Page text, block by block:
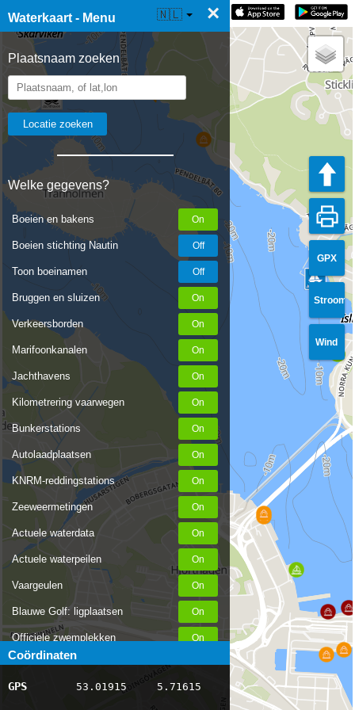
Waterkaart - Menu ×
Plaatsnaam zoeken
Welke gegevens?
Boeien en bakens
Boeien stichting Nautin
Toon boeinamen
Bruggen en sluizen
Verkeersborden
Marifoonkanalen
Jachthavens
Kilometrering vaarwegen
Bunkerstations
Autolaadplaatsen
KNRM-reddingstations
Zeeweermetingen
Actuele waterdata
Actuele waterpeilen
Vaargeulen
Blauwe Golf: ligplaatsen
Officiele zwemplekken
Stremmingen/hinder
AIS scheepsposities
Coördinaten
GPS 53.01915 5.71615
☰ Waterkaart Live 🇳🇱
GPX
Stroom
Wind